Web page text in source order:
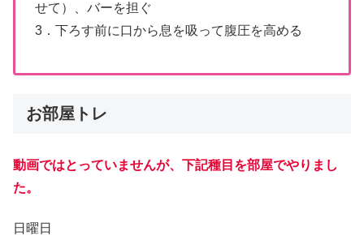
せて）、バーを担ぐ
3．下ろす前に口から息を吸って腹圧を高める
お部屋トレ
動画ではとっていませんが、下記種目を部屋でやりまし
た。
日曜日